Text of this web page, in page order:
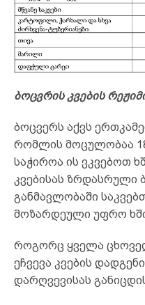
ბოცვრის კვების
ბოცვერს აქვს
რომლის მოცულობაა
საჭიროა ის ვკვებოთ
კვებისას ზრდასრული
განმავლობაში
მოზარდეული უფრო
როგორც ყველა
ეჩვევა კვების
დარღვევისას